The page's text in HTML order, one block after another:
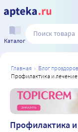
Каталог
главная блог
профилактика и
Профилактика